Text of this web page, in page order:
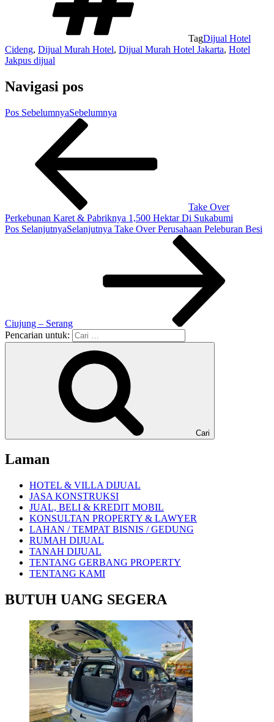
TagDijual Hotel
Cideng, Dijual Murah Hotel, Dijual Murah Hotel Jakarta, Hotel
Jakpus dijual
Navigasi pos
Pos SebelumnyaSebelumnya
Take Over
Perkebunan Karet & Pabriknya 1,500 Hektar Di Sukabumi
Pos SelanjutnyaSelanjutnya Take Over Perusahaan Peleburan Besi
Ciujung – Serang
Pencarian untuk:
Cari
Laman
HOTEL & VILLA DIJUAL
JASA KONSTRUKSI
JUAL, BELI & KREDIT MOBIL
KONSULTAN PROPERTY & LAWYER
LAHAN / TEMPAT BISNIS / GEDUNG
RUMAH DIJUAL
TANAH DIJUAL
TENTANG GERBANG PROPERTY
TENTANG KAMI
BUTUH UANG SEGERA